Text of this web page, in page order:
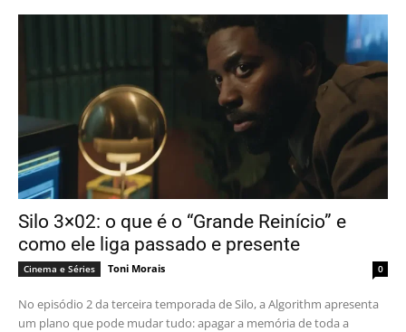
Silo 3×02: o que é o “Grande Reinício” e
como ele liga passado e presente
Cinema e Séries Toni Morais 0
No episódio 2 da terceira temporada de Silo, a Algorithm apresenta
um plano que pode mudar tudo: apagar a memória de toda a